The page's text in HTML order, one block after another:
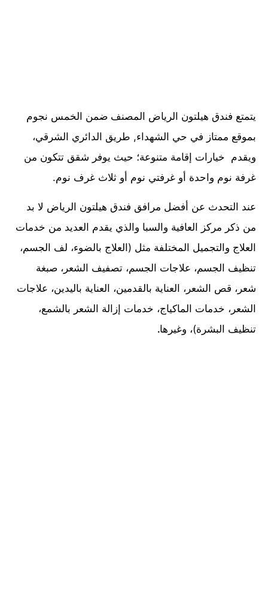
يتمتع فندق هيلتون الرياض المصنف ضمن الخمس نجوم
بموقع ممتاز في حي الشهداء, طريق الدائري الشرقي،
ويقدم خيارات إقامة متنوعة؛ حيث يوفر شقق تتكون من
غرفة نوم واحدة أو غرفتي نوم أو ثلاث غرف نوم.
عند التحدث عن أفضل مرافق فندق هيلتون الرياض لا بد
من ذكر مركز العافية والسبا والذي يقدم العديد من خدمات
العلاج والتجميل المختلفة مثل (العلاج بالضوء، لف الجسم،
تنظيف الجسم، علاجات الجسم، تصفيف الشعر، صبغة
شعر، قص الشعر، العناية بالقدمين، العناية باليدين، علاجات
الشعر، خدمات الماكياج، خدمات إزالة الشعر بالشمع،
تنظيف البشرة)، وغيرها.